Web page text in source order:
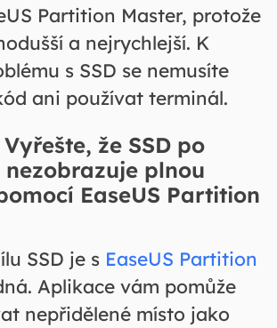
Partition Master, protože
a nejrychlejší. K
s SSD se nemusíte
ani používat terminál.
že SSD po
plnou
EaseUS Partition
SSD je s EaseUS Partition
Aplikace vám pomůže
nepřidělené místo jako